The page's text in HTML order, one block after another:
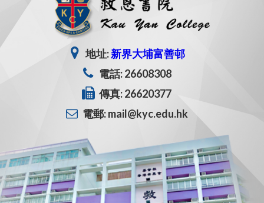
地址:新界大埔富善邨
電話: 26608308
傳真: 26620377
電郵: mail@kyc.edu.hk